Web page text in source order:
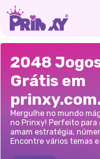
2048
Grátis em
Mergulhe no mundo
no Prinxy! Perfeito
amam estratégia,
Encontre vários temas